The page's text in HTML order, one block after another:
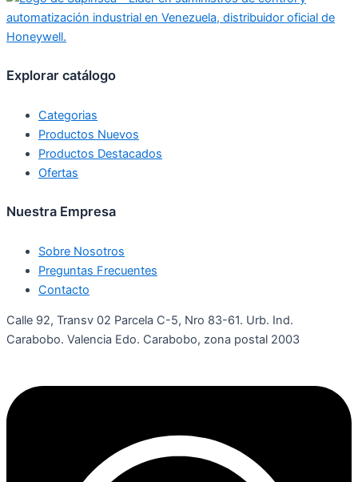
Explorar catálogo
Categorias
Productos Nuevos
Productos Destacados
Ofertas
Nuestra Empresa
Sobre Nosotros
Preguntas Frecuentes
Contacto
Calle 92, Transv 02 Parcela C-5, Nro 83-61. Urb. Ind.
Carabobo. Valencia Edo. Carabobo, zona postal 2003